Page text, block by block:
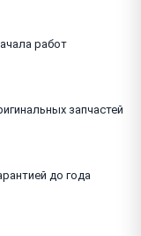
работ
запчастей
до года